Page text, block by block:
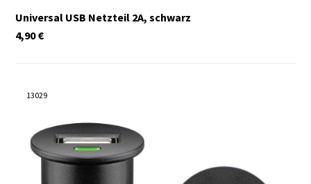
Universal USB Netzteil 2A, schwarz
€
4,90
13029